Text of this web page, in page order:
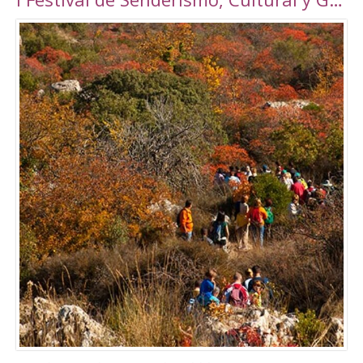
Torrepalma ***, con unas novedosas y amplias
instalaciones inauguradas en 2010, con una
superficie total de 6889 m2. Amplio abanico
de actividades tanto libres como dirigidas.
Tarifas Las tarifas para entradas individuales y
de forma puntual tienen un importe de
5,00€. También existe la posibilidad de
adquirir un Bono de 10 usos (válido durante 90
días) a un precio de 40,00€. Tanto el ticket
como el Bono son de uso personal e
intransferible. Con acceso durante todo el día
en los horarios abajo indicados. El precio de la
entrada a la piscina para un adulto es de 3,50€.
Para consultar el resto de precios y horarios
sigan este enlace:
http://alcalalarealesdeporte.com/tarifas/
Piscina Este centro cuenta, además de con el